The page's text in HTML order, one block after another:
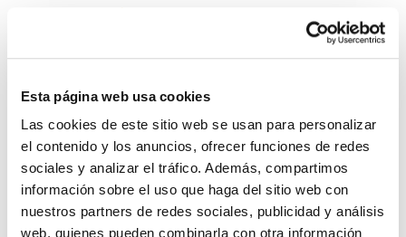
Esta página web usa cookies
Las cookies de este sitio web se usan para personalizar
el contenido y los anuncios, ofrecer funciones de redes
sociales y analizar el tráfico. Además, compartimos
información sobre el uso que haga del sitio web con
nuestros partners de redes sociales, publicidad y análisis
web, quienes pueden combinarla con otra información
Landeia 159
Landeia159.pdf 925.0 KB